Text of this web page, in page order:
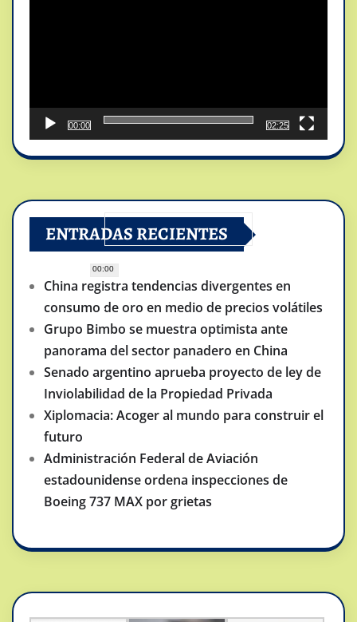
00:00
00:00
02:25
ENTRADAS RECIENTES
China registra tendencias divergentes en
consumo de oro en medio de precios volátiles
Grupo Bimbo se muestra optimista ante
panorama del sector panadero en China
Senado argentino aprueba proyecto de ley de
Inviolabilidad de la Propiedad Privada
Xiplomacia: Acoger al mundo para construir el
futuro
Administración Federal de Aviación
estadounidense ordena inspecciones de
Boeing 737 MAX por grietas